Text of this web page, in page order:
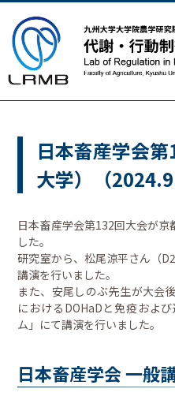
日本畜産学会
大学）（
日本畜産学会第132回大会が京
した。
研究室から、松尾涼平さん（
講演を行いました。
また、安尾しのぶ先生が大会
におけるDOHaDと免疫およ
ム」にて講演を行いました。
日本畜産学会 一般